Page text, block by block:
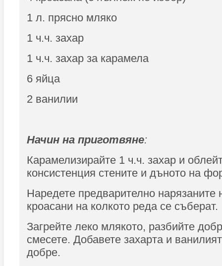
1 л. прясно мляко
1 ч.ч. захар
1 ч.ч. захар за карамела
6 яйца
2 ванилии
Начин на приготвяне:
Карамелизирайте 1 ч.ч. захар и
консистенция стените и дъното на
Наредете предварително нарязаните
кроасани на колкото реда се съберат.
Загрейте леко млякото, разбийте
смесете. Добавете захарта и
добре.